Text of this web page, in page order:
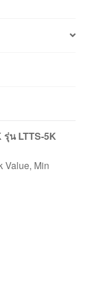
น LTTS-5K
Value, Min